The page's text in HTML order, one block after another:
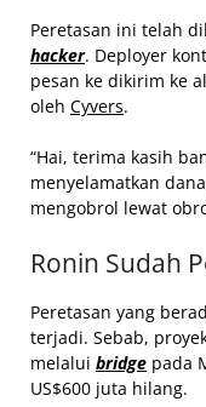
Peretasan ini telah
hacker. Deployer
pesan ke dikirim ke
oleh Cyvers.
“Hai, terima kasih
menyelamatkan
mengobrol lewat
Ronin Sudah
Peretasan yang
terjadi. Sebab,
melalui bridge pada
US$600 juta hilang.